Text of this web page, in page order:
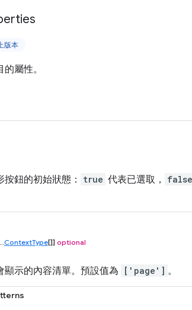
版本
屬性。
鈕的初始狀態： true 代表已選取， false
ContextType[]] optional
顯示的內容清單。預設值為 ['page'] 。